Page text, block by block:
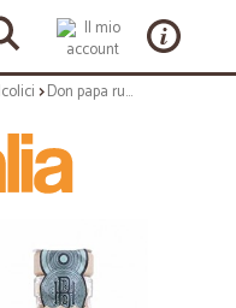
Don papa rum baroko cl.70 astucciato